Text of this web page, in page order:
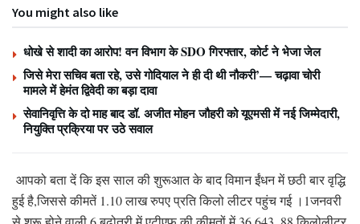
You might also like
धोखे से शादी का आरोप! वन विभाग के SDO गिरफ्तार, कोर्ट ने भेजा जेल
जिसे मेरा सचिव बता रहे, उसे गोदियाल ने ही दी थी नौकरी’— चढ़ावा चोरी
मामले में हेमंत द्विवेदी का बड़ा दावा
सेवानिवृत्ति के दो माह बाद डॉ. अजीत मोहन जौहरी को यूएमसी में नई जिम्मेदारी,
नियुक्ति प्रक्रिया पर उठे सवाल
आपको बता दें कि इस साल की शुरूआत के बाद विमान ईंधन में छठी बार वृद्धि
हुई है,जिससे कीमतें 1.10 लाख रुपए प्रति किलो लीटर पहुंच गई ।1जनवरी